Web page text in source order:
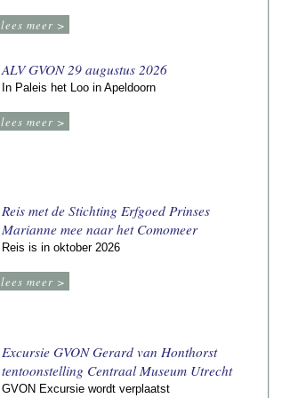
lees meer >
ALV GVON 29 augustus 2026
In Paleis het Loo in Apeldoorn
lees meer >
Reis met de Stichting Erfgoed Prinses
Marianne mee naar het Comomeer
Reis is in oktober 2026
lees meer >
Excursie GVON Gerard van Honthorst
tentoonstelling Centraal Museum Utrecht
GVON Excursie wordt verplaatst